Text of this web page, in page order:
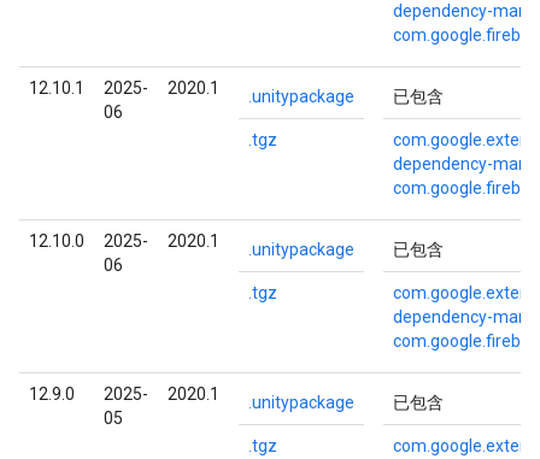
dependency-
12.10.1
2025-
06
2020.1 .unitypackage
.tgz
已包含
dependency-
12.10.0
2025-
06
2020.1 .unitypackage
.tgz
已包含
dependency-
12.9.0
2025-
05
2020.1 .unitypackage
.tgz
已包含